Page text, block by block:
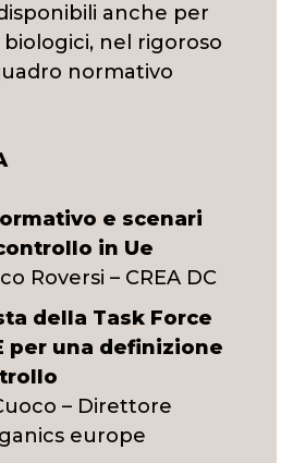
anche per
nel rigoroso
normativo
e scenari
in Ue
Roversi – CREA DC
della Task Force
per una definizione
– Direttore
europe